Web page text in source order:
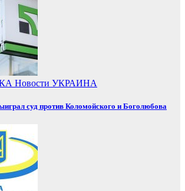
Новости УКРАИНА
суд против Коломойского и Боголюбова